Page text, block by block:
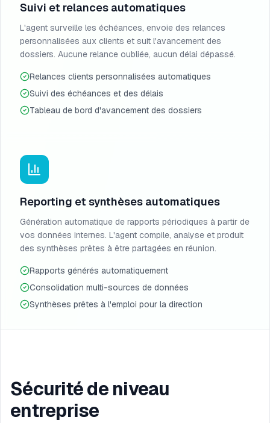
Suivi et relances automatiques
L'agent surveille les échéances, envoie des relances
personnalisées aux clients et suit l'avancement des
dossiers. Aucune relance oubliée, aucun délai dépassé.
Relances clients personnalisées automatiques
Suivi des échéances et des délais
Tableau de bord d'avancement des dossiers
Reporting et synthèses automatiques
Génération automatique de rapports périodiques à partir de
vos données internes. L'agent compile, analyse et produit
des synthèses prêtes à être partagées en réunion.
Rapports générés automatiquement
Consolidation multi-sources de données
Synthèses prêtes à l'emploi pour la direction
Sécurité de niveau
entreprise